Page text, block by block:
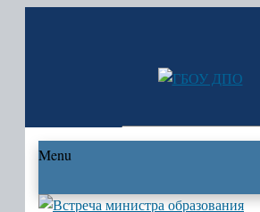
Искать...
Menu